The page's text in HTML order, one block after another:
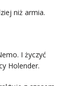
niż armia.
I życzyć
Holender.